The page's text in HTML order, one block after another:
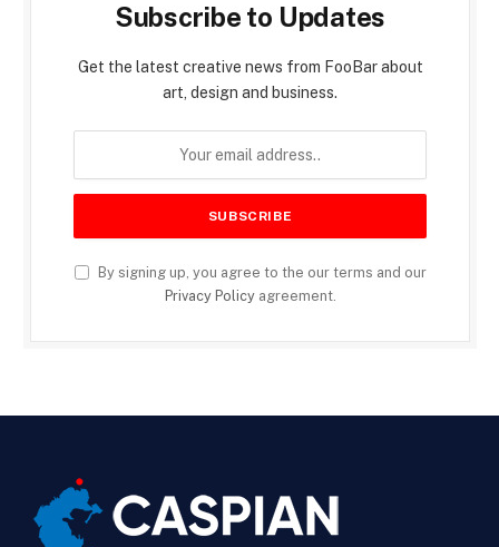
Subscribe to Updates
Get the latest creative news from FooBar about
art, design and business.
By signing up, you agree to the our terms and our
Privacy Policyagreement.